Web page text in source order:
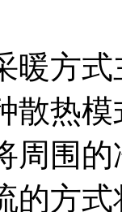
暖方
散热
周围
的方